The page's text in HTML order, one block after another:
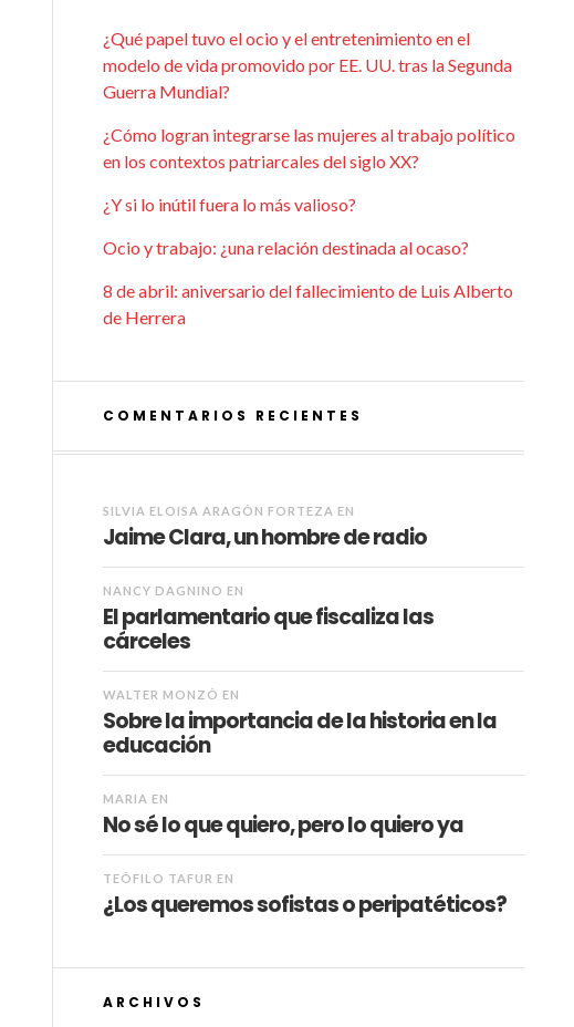
¿Qué papel tuvo el ocio y el entretenimiento en el
modelo de vida promovido por EE. UU. tras la Segunda
Guerra Mundial?
¿Cómo logran integrarse las mujeres al trabajo político
en los contextos patriarcales del siglo XX?
¿Y si lo inútil fuera lo más valioso?
Ocio y trabajo: ¿una relación destinada al ocaso?
8 de abril: aniversario del fallecimiento de Luis Alberto
de Herrera
COMENTARIOS RECIENTES
SILVIA ELOISA ARAGÓN FORTEZA EN
Jaime Clara, un hombre de radio
NANCY DAGNINO EN
El parlamentario que fiscaliza las
cárceles
WALTER MONZÓ EN
Sobre la importancia de la historia en la
educación
MARIA EN
No sé lo que quiero, pero lo quiero ya
TEÓFILO TAFUR EN
¿Los queremos sofistas o peripatéticos?
ARCHIVOS